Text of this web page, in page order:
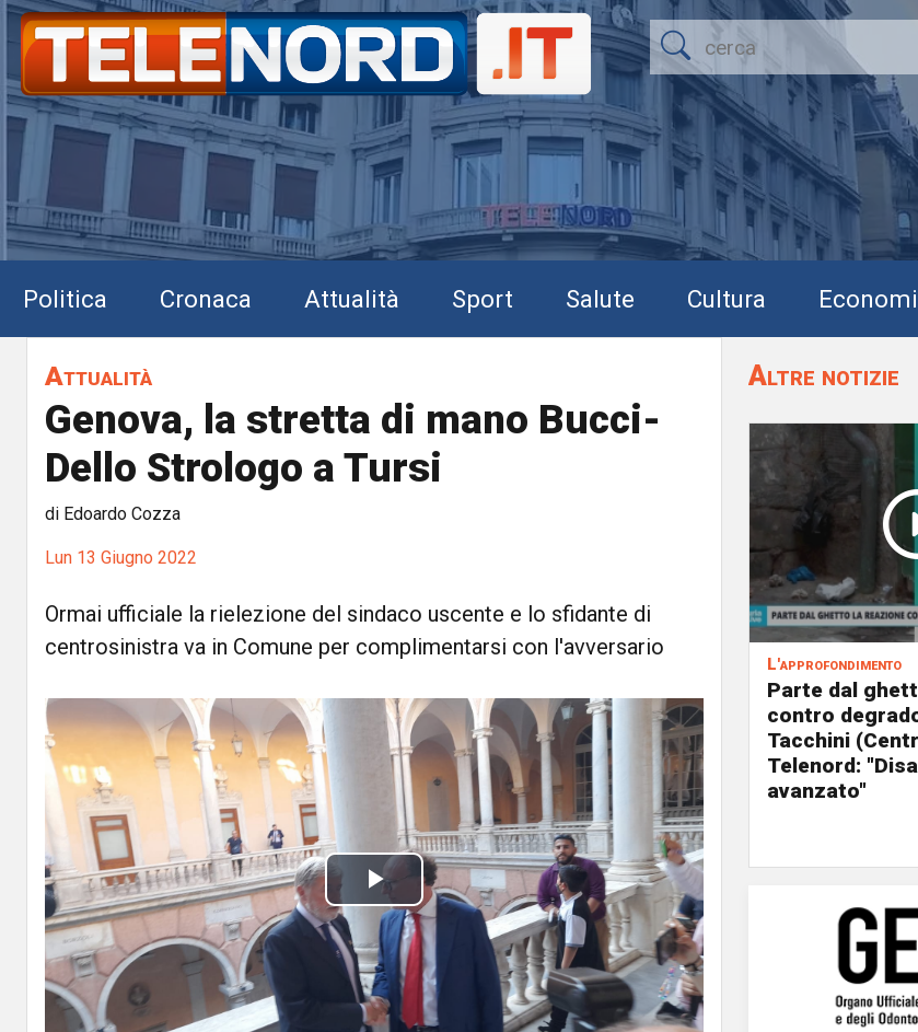
Politica Cronaca Attualità Sport Salute Cultura
Attualità
Genova, la stretta di mano Bucci-
Dello Strologo a Tursi
di Edoardo Cozza
Lun 13 Giugno 2022
Ormai ufficiale la rielezione del sindaco uscente e lo sfidante di
centrosinistra va in Comune per complimentarsi con l'avversario
P
l
a
Altre notizie
L'approfondimento
Parte dal
contro
Tacchini
Telenord:
avanzato"